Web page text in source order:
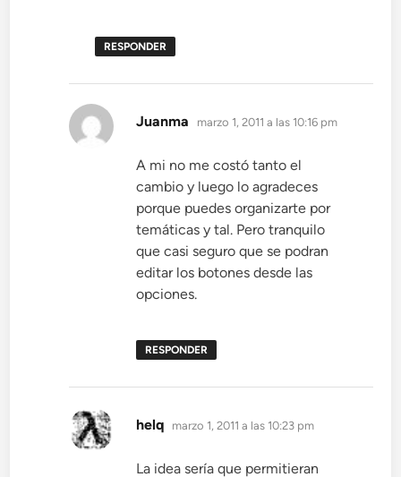
RESPONDER
Juanma dice:
marzo 1, 2011 a las 10:16 pm
A mi no me costó tanto el
cambio y luego lo agradeces
porque puedes organizarte por
temáticas y tal. Pero tranquilo
que casi seguro que se podran
editar los botones desde las
opciones.
RESPONDER
helq dice:
marzo 1, 2011 a las 10:23 pm
La idea sería que permitieran